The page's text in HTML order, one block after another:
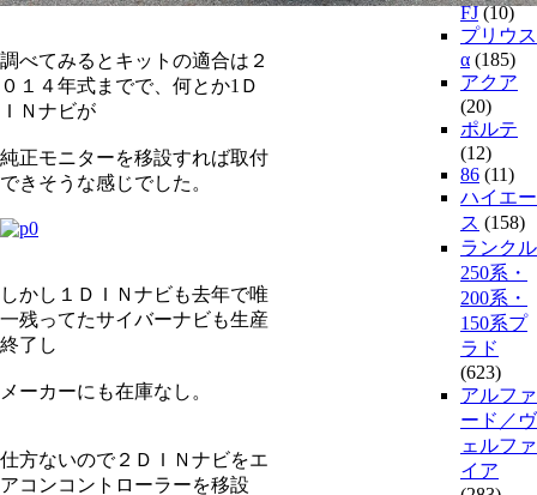
調べてみるとキットの適合は２
０１４年式までで、何とか1Ｄ
ＩＮナビが
純正モニターを移設すれば取付
できそうな感じでした。
しかし１ＤＩＮナビも去年で唯
一残ってたサイバーナビも生産
終了し
メーカーにも在庫なし。
仕方ないので２ＤＩＮナビをエ
アコンコントローラーを移設
FJ(10)
プリウス
α (185)
アクア
(20)
ポルテ
(12)
86 (11)
ハイエー
ス (158)
ランクル
250系・
200系・
150系プ
ラド
(623)
アルファ
ード／ヴ
ェルファ
イア